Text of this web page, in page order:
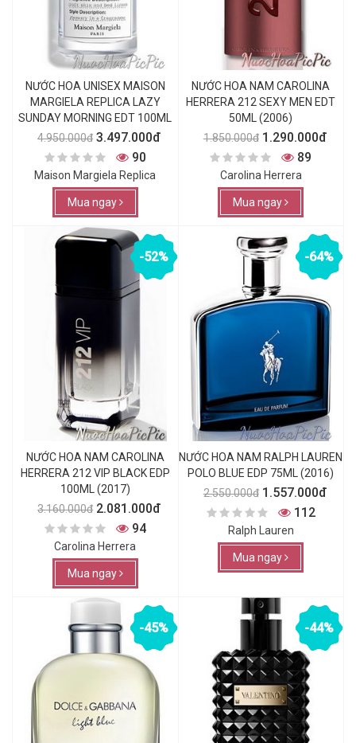
NƯỚC HOA UNISEX MAISON
MARGIELA REPLICA LAZY
SUNDAY MORNING EDT 100ML
4.950.000đ 3.497.000đ
90
Maison Margiela Replica
Mua ngay
NƯỚC HOA NAM CAROLINA
HERRERA 212 SEXY MEN EDT
50ML (2006)
1.850.000đ 1.290.000đ
89
Carolina Herrera
Mua ngay
-52%
NƯỚC HOA NAM CAROLINA
HERRERA 212 VIP BLACK EDP
100ML (2017)
3.160.000đ 2.081.000đ
94
Carolina Herrera
Mua ngay
-64%
NƯỚC HOA NAM RALPH LAUREN
POLO BLUE EDP 75ML (2016)
2.550.000đ 1.557.000đ
112
Ralph Lauren
Mua ngay
-45% -44%